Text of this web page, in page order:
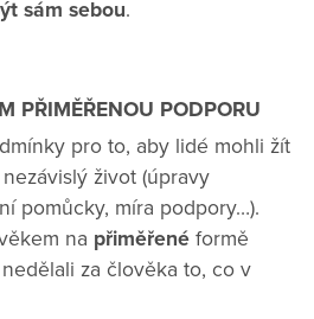
sám sebou.
PŘIMĚŘENOU PODPORU
pro to, aby lidé mohli žít
život (úpravy
pomůcky, míra podpory…).
na přiměřené formě
za člověka to, co v